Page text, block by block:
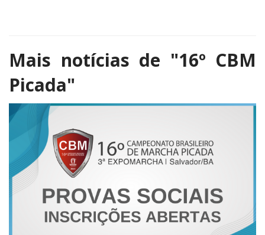
Mais notícias de "16º CBM
Picada"